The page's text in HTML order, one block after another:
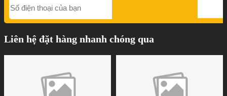
Liên hệ đặt hàng nhanh chóng qua